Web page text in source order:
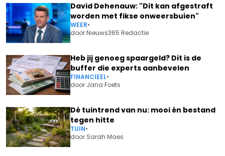
David Dehenauw: "Dit kan afgestraft
worden met fikse onweersbuien"
WEER•
doorNieuws365 Redactie
Heb jij genoeg spaargeld? Dit is de
buffer die experts aanbevelen
FINANCIEEL•
door Jana Foets
Dé tuintrend van nu: mooi én bestand
tegen hitte
TUIN•
door Sarah Maes